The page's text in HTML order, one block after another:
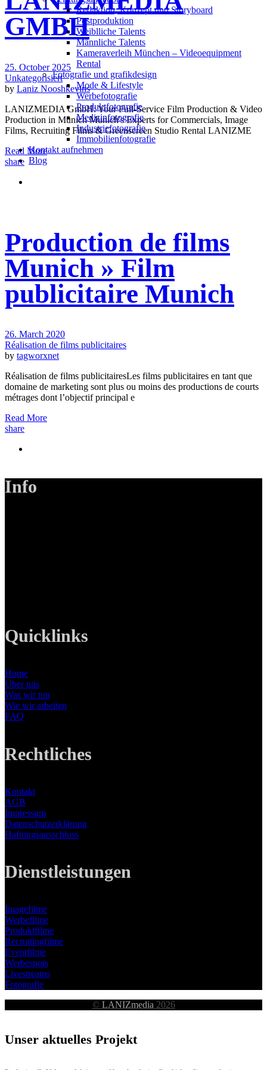
Redak­ti­on, Kon­zept und Storyboard
Post­pro­duk­ti­on
Weiblliche Talents
Männliche Talents
Kameraverleih München – Videoequipment
Rental
Fotografie und grafikdesign
Mode & Lifestyle
Werbefotografie
Produktfotografie
Medizinfotografie
Industriefotografie
Immobilienfotografie
Kontakt aufnehmen
Blog
GMBH
25. October 2025
Unkategorisiert
by Laniz Nooshkevins
LANIZMEDIA GmbH: Your Full-Service Film Production & Video
Production in Munich Munich's Experts for Commercials, Image
Films, Recruiting Films & Greenscreen Studio Rental LANIZME
Read More
share
Production de films
Munich » Film
publicitaire Munich
26. March 2020
Réalisation de films publicitaires
by tagworxnet
Réalisation de films publicitairesLes films publicitaires en tant que
domaine de marketing sont plus ou moins des productions de courts
métrages dont l’objectif principal e
Read More
share
Info
Quicklinks
Home
Über uns
Was wir tun
Wie wir arbeiten
FAQ
Rechtliches
Kontakt
AGB
Impressum
Datenschutzerklärung
Haftungsausschluss
Dienstleistungen
Imagefilme
Werbefilme
Produktfilme
Recruitingfilme
Eventfilme
Werbespots
Livestreams
Fotografie
© LANIZmedia 2026
Unser aktuelles Projekt